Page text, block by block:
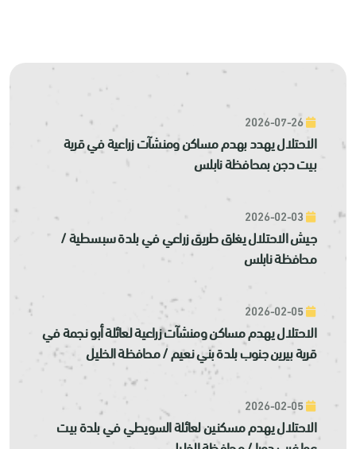
الاحتلال يهدد بهدم مساكن ومنشآت زراعية في قرية
بيت دجن بمحافظة نابلس
جيش الاحتلال يغلق طريق زراعي في بلدة سبسطية /
محافظة نابلس
الاحتلال يهدم مساكن ومنشآت زراعية لعائلة أبو نجمة في
قرية بيرين جنوب بلدة بني نعيم / محافظة الخليل
الاحتلال يهدم مسكنين لعائلة السويطي في بلدة بيت